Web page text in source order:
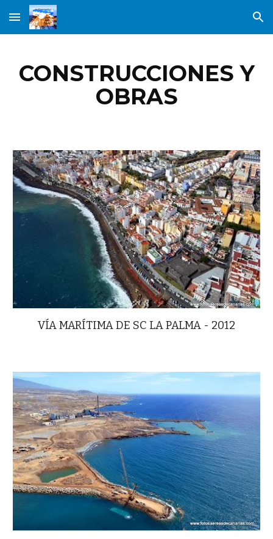
Skip to main content Skip to navigation
CONSTRUCCIONES Y
OBRAS
VÍA MARÍTIMA DE SC LA PALMA - 2012